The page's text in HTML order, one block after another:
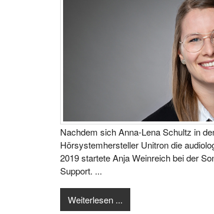
Nachdem sich Anna-Lena Schultz in
Hörsystemhersteller Unitron die
2019 startete Anja Weinreich bei der
Support. ...
Weiterlesen ...